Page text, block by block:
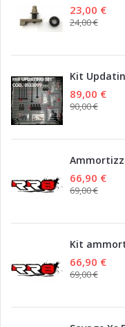
23,00 €
24,00 €
Kit
89,00 €
90,00 €
66,90 €
69,00 €
Kit
66,90 €
69,00 €